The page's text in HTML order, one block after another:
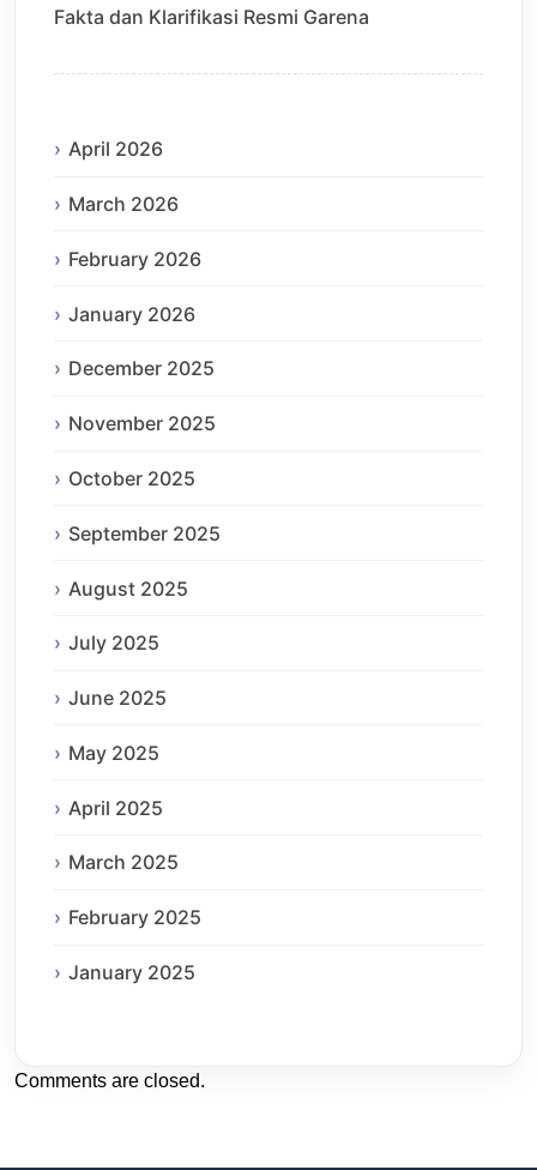
Fakta dan Klarifikasi Resmi Garena
April 2026
March 2026
February 2026
January 2026
December 2025
November 2025
October 2025
September 2025
August 2025
July 2025
June 2025
May 2025
April 2025
March 2025
February 2025
January 2025
Comments are closed.